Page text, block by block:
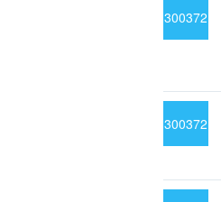
300372
300372